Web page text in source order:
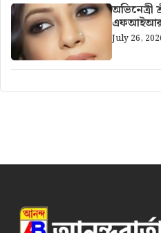
অভিনেত্রী
এফআইআর
July 26,